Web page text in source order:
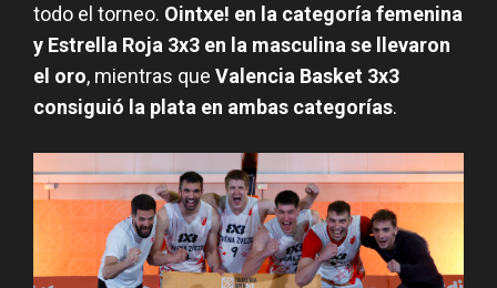
todo el torneo. Ointxe! en la categoría femenina
y Estrella Roja 3x3 en la masculina se llevaron
el oro, mientras que Valencia Basket 3x3
consiguió la plata en ambas categorías.